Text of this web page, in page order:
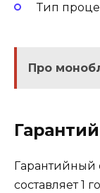
Тип
Про
Гарантийный
составляет 1